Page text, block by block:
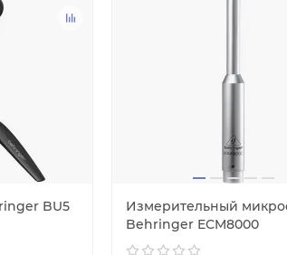
BU5
Измерительный
Behringer ECM8000